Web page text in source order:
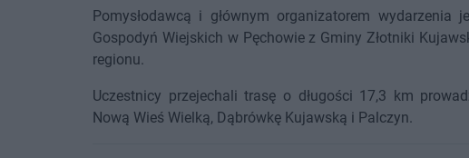
Pomysłodawcą i głównym organizatorem wydarzenia
Gospodyń Wiejskich w Pęchowie z Gminy Złotniki
regionu.
Uczestnicy przejechali trasę o długości 17,3 km
Nową Wieś Wielką, Dąbrówkę Kujawską i Palczyn.